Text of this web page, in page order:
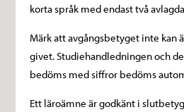
korta språk med endast två
Märk att avgångsbetyget inte kan
givet. Studiehandledningen och
bedöms med siffror bedöms
Ett läroämne är godkänt i